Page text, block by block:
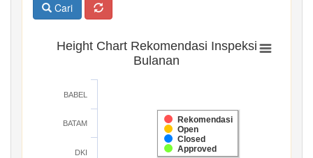
Cari
Height Chart Rekomendasi Inspeksi
Bulanan
Rekomendasi
Open
Closed
Approved
BABEL
BATAM
DKI